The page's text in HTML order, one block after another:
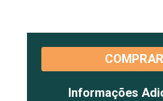
COMPRAR
Informações